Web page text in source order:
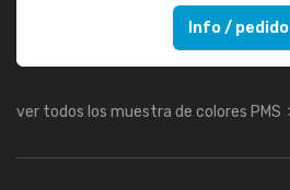
Info / pedido
ver todos los muestra de colores PMS